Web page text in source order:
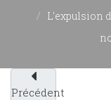
L'expulsion
Précédent